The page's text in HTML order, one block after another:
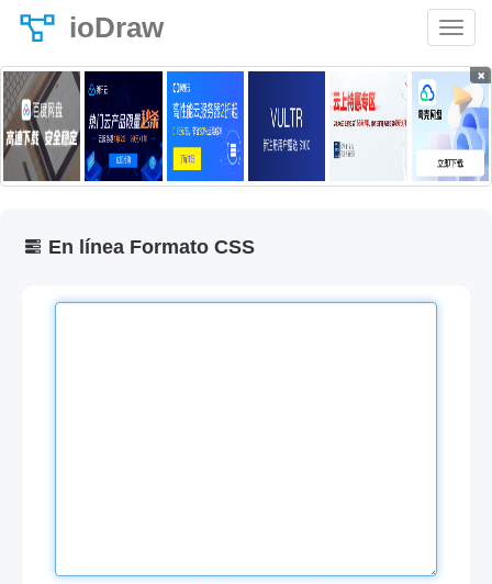
ioDraw
×
En línea Formato CSS